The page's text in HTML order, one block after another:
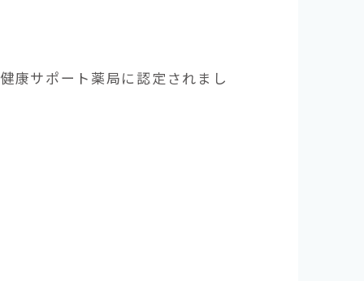
康サポート薬局に認定されまし